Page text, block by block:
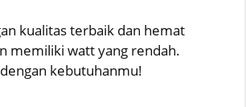
kualitas terbaik dan hemat
memiliki watt yang rendah.
kebutuhanmu!